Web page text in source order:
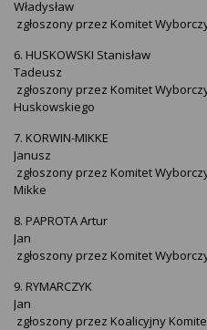
zgłoszony przez Komitet
6. HUSKOWSKI Stanisław
Tadeusz
zgłoszony przez Komitet
Huskowskiego
7. KORWIN-MIKKE
Janusz
zgłoszony przez Komitet
Mikke
8. PAPROTA Artur
Jan
zgłoszony przez Komitet
9. RYMARCZYK
Jan
zgłoszony przez Koalicyjny